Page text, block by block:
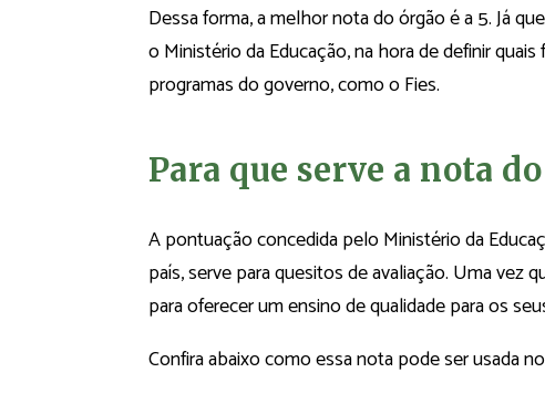
Dessa forma, a melhor nota do órgão é a 5. Já
o Ministério da Educação, na hora de definir
programas do governo, como o Fies.
Para que serve a nota
A pontuação concedida pelo Ministério da
país, serve para quesitos de avaliação. Uma vez
para oferecer um ensino de qualidade para os
Confira abaixo como essa nota pode ser usada